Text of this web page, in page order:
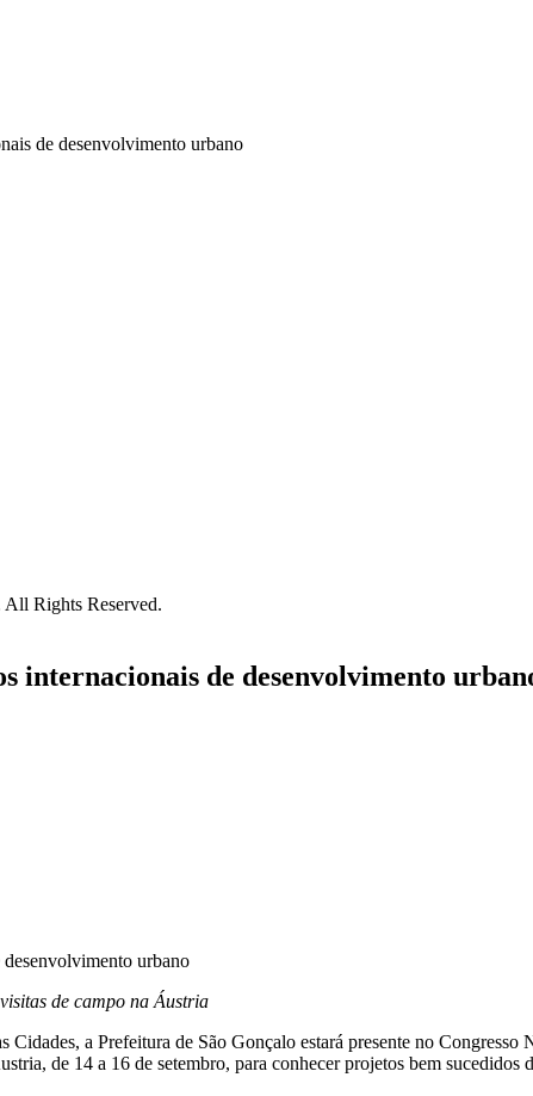
de desenvolvimento urbano
Rights Reserved.
internacionais de desenvolvimento
de campo na Áustria
a Prefeitura de São Gonçalo estará presente no
de 14 a 16 de setembro, para conhecer projetos bem